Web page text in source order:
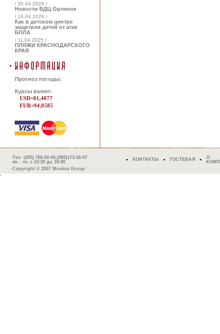
/ 30.04.2026 /
Новости ВДЦ Орленок
/ 16.04.2026 /
Как в детском центре
защитили детей от атак
БПЛА
/ 11.04.2025 /
ПЛЯЖИ КРАСНОДАРСКОГО
КРАЯ
Прогноз погоды:
Курсы валют:
USD=81,4077
EUR=94,0585
Тел. (495) 766-50-60,(985)173-56-07
пн. - пт. с 10:30 до 18:00
Copyright © 2007 Moskva Group
КОНТАКТЫ ГОСТЕВАЯ
О
'